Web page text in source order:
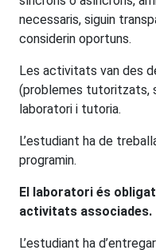
necessaris, siguin
considerin oportuns.
Les activitats van des
(problemes tutoritzats,
laboratori i tutoria.
L’estudiant ha de
programin.
El laboratori és
activitats associades.
L’estudiant ha